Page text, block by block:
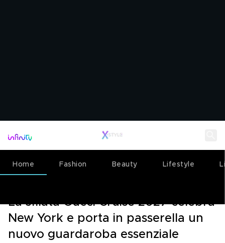
Home Fashion Beauty Lifestyle
La sfilata Gucci Cruise 2027 celebra
New York e porta in passerella un
nuovo guardaroba essenziale